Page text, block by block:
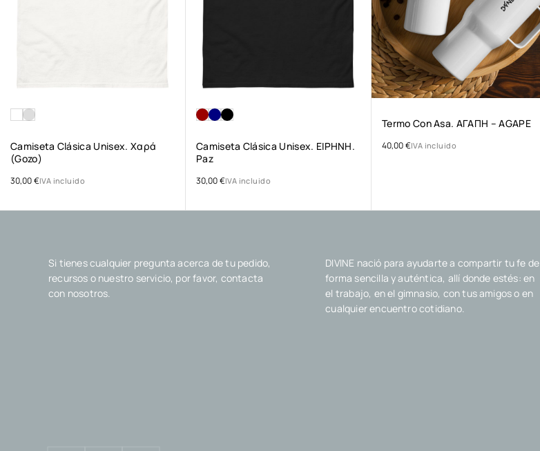
Camiseta Clásica Unisex. Χαρά
(gozo)
30,00€IVA incluido
Camiseta Clásica Unisex. ΕΙΡΗΝΗ.
Paz
30,00€IVA incluido
Termo Con Asa. ΑΓΑΠΗ – AGAPE
40,00€IVA incluido
Si tienes cualquier pregunta acerca de tu pedido,
recursos o nuestro servicio, por favor, contacta
con nosotros.
DIVINE nació para ayudarte a compartir tu fe de
forma sencilla y auténtica, allí donde estés: en
el trabajo, en el gimnasio, con tus amigos o en
cualquier encuentro cotidiano.